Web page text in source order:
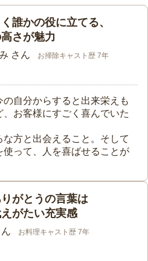
誰かの役に立てる、
さが魅力
さん お掃除キャスト歴 7年
自分からすると出来栄えも
お客様にすごく喜んでいた
方と出会えること。そして
って、人を喜ばせることが
がとうの言葉は
がたい充実感
お料理キャスト歴 7年